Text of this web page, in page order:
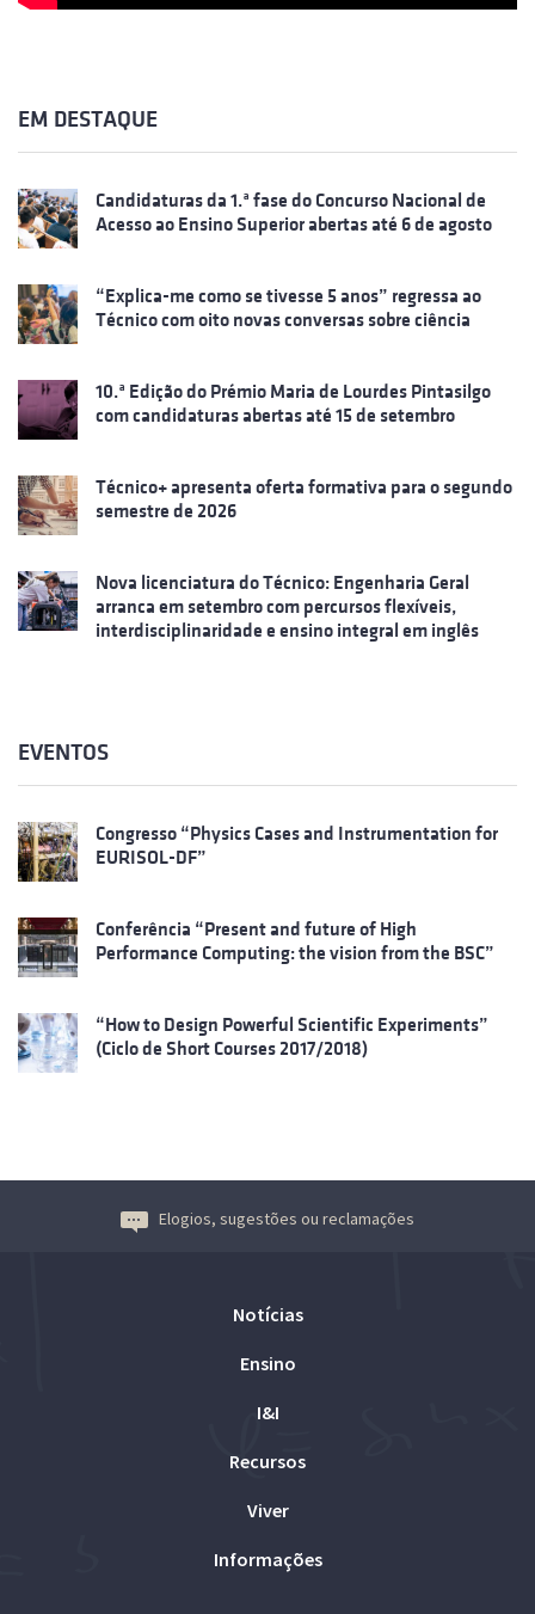
EM DESTAQUE
Candidaturas da 1.ª fase do Concurso Nacional de
Acesso ao Ensino Superior abertas até 6 de agosto
“Explica-me como se tivesse 5 anos” regressa ao
Técnico com oito novas conversas sobre ciência
10.ª Edição do Prémio Maria de Lourdes Pintasilgo
com candidaturas abertas até 15 de setembro
Técnico+ apresenta oferta formativa para o segundo
semestre de 2026
Nova licenciatura do Técnico: Engenharia Geral
arranca em setembro com percursos flexíveis,
interdisciplinaridade e ensino integral em inglês
EVENTOS
Congresso “Physics Cases and Instrumentation for
EURISOL-DF”
Conferência “Present and future of High
Performance Computing: the vision from the BSC”
“How to Design Powerful Scientific Experiments”
(Ciclo de Short Courses 2017/2018)
Elogios, sugestões ou reclamações
Notícias
Ensino
I&I
Recursos
Viver
Informações